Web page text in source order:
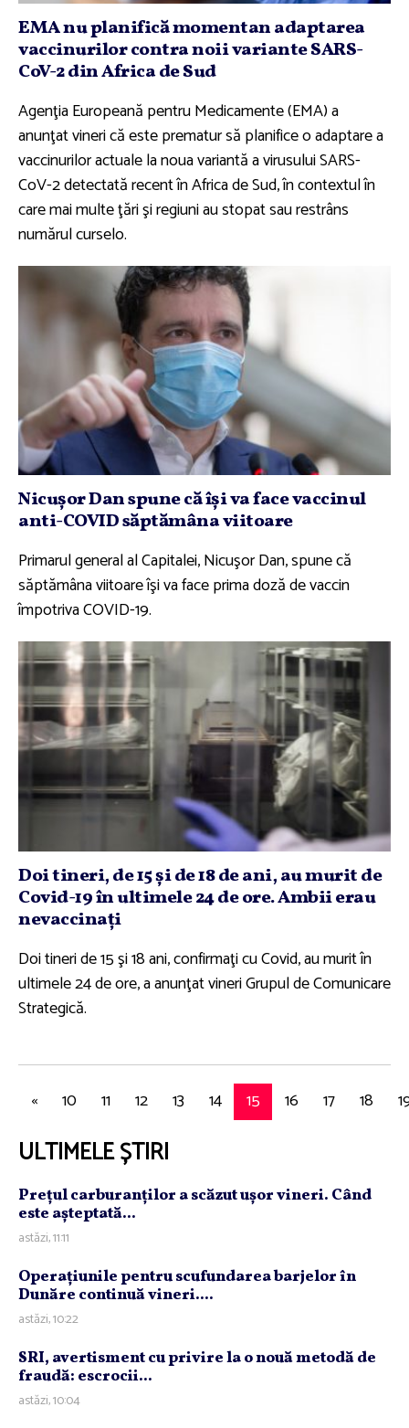
EMA nu planifică momentan adaptarea
vaccinurilor contra noii variante SARS-
CoV-2 din Africa de Sud
Agenţia Europeană pentru Medicamente (EMA) a
anunţat vineri că este prematur să planifice o adaptare a
vaccinurilor actuale la noua variantă a virusului SARS-
CoV-2 detectată recent în Africa de Sud, în contextul în
care mai multe ţări şi regiuni au stopat sau restrâns
numărul curselo.
Nicuşor Dan spune că îşi va face vaccinul
anti-COVID săptămâna viitoare
Primarul general al Capitalei, Nicuşor Dan, spune că
săptămâna viitoare îşi va face prima doză de vaccin
împotriva COVID-19.
Doi tineri, de 15 şi de 18 de ani, au murit de
Covid-19 în ultimele 24 de ore. Ambii erau
nevaccinaţi
Doi tineri de 15 şi 18 ani, confirmaţi cu Covid, au murit în
ultimele 24 de ore, a anunţat vineri Grupul de Comunicare
Strategică.
« 10 11 12 13 14 15 16 17 18
ULTIMELE ȘTIRI
Preţul carburanţilor a scăzut uşor vineri. Când
este aşteptată...
astăzi, 11:11
Operaţiunile pentru scufundarea barjelor în
Dunăre continuă vineri....
astăzi, 10:22
SRI, avertisment cu privire la o nouă metodă de
fraudă: escrocii...
astăzi, 10:04